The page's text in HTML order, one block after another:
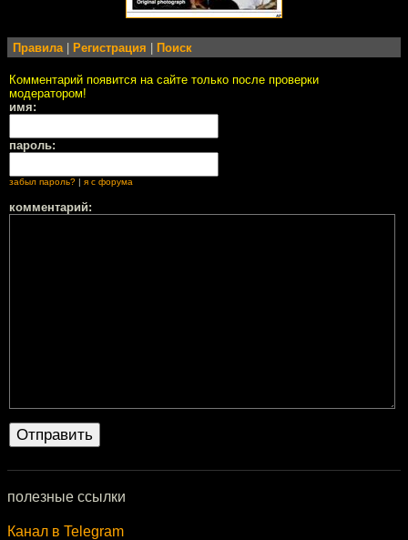
Правила Регистрация Поиск
Комментарий появится на сайте только после проверки
модератором!
имя:
пароль:
забыл пароль? | я с форума
комментарий:
полезные ссылки
Канал в Telegram